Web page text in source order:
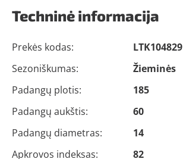
Techninė informacija
Prekės kodas:
LTK104829
Sezoniškumas:
Žieminės
Padangų plotis:
185
Padangų aukštis:
60
Padangų diametras:
14
Apkrovos indeksas:
82